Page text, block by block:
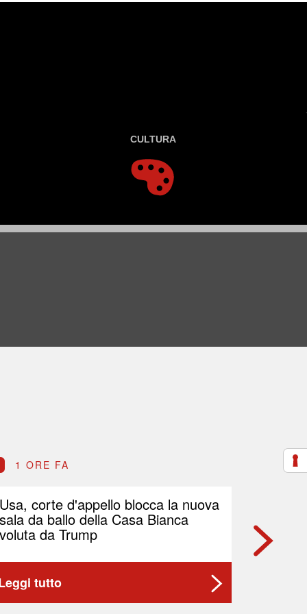
CULTURA
1 ORE FA
Usa, corte d'appello blocca la nuova
sala da ballo della Casa Bianca
voluta da Trump
tutto
2